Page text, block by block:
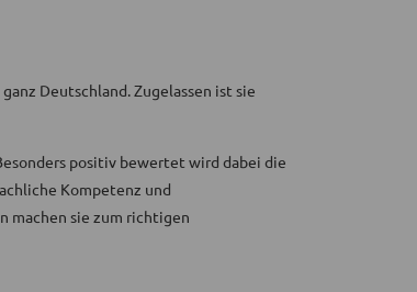
Deutschland. Zugelassen ist sie
positiv bewertet wird dabei die
Kompetenz und
machen sie zum richtigen